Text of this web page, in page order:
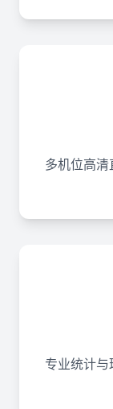
多机位高
专业统计